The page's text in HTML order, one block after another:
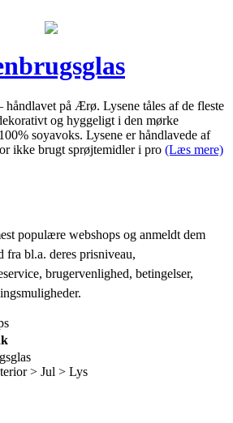
håndlavet på Ærø. Lysene tåles af de fleste
og hyggeligt i den mørke
soyavoks. Lysene er håndlavede af
ikke brugt sprøjtemidler i pro (Læs mere)
populære webshops og anmeldt dem
fra bl.a. deres prisniveau,
brugervenlighed, betingelser,
> Jul > Lys